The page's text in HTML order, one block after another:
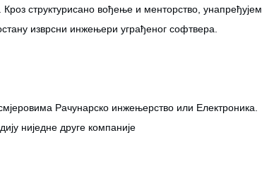
структурисано вођење и менторство,
изврсни инжењери уграђеног софтвера.
Рачунарско инжењерство или Електроника.
ниједне друге компаније